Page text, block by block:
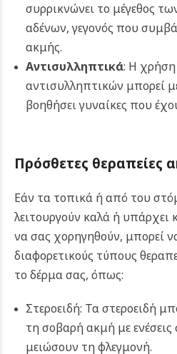
συρρικνώνει το μέγεθος
αδένων, γεγονός που
ακμής.
Αντισυλληπτικά: Η
αντισυλληπτικών μπορεί
βοηθήσει γυναίκες που
Πρόσθετες θεραπείες
Εάν τα τοπικά ή από του
λειτουργούν καλά ή υπάρχει
να σας χορηγηθούν, μπορεί
διαφορετικούς τύπους
το δέρμα σας, όπως:
Στεροειδή: Τα στεροειδή
τη σοβαρή ακμή με ενέσεις
μειώσουν τη φλεγμονή.